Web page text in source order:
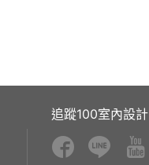
追蹤100室內設計